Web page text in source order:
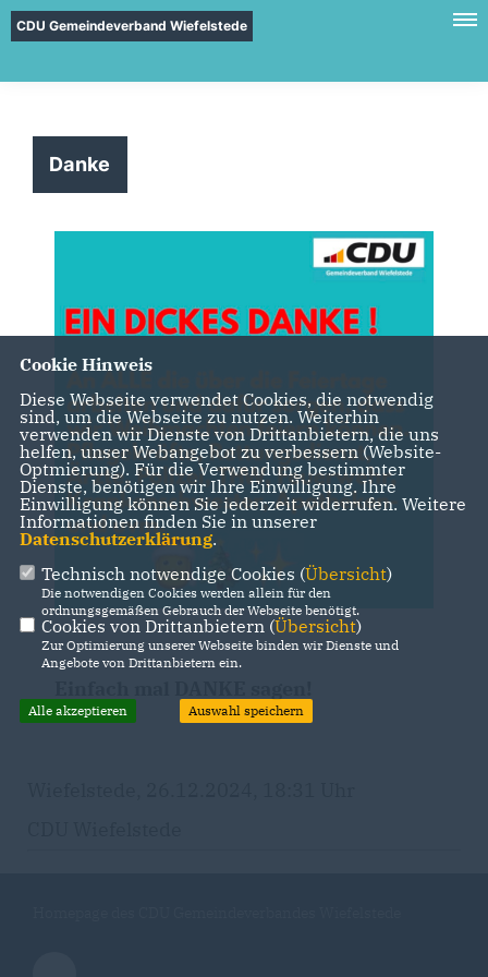
CDU Gemeindeverband Wiefelstede
Danke
Cookie Hinweis
Diese Webseite verwendet Cookies, die notwendig
sind, um die Webseite zu nutzen. Weiterhin
verwenden wir Dienste von Drittanbietern, die uns
helfen, unser Webangebot zu verbessern (Website-
Optmierung). Für die Verwendung bestimmter
Dienste, benötigen wir Ihre Einwilligung. Ihre
Einwilligung können Sie jederzeit widerrufen. Weitere
Informationen finden Sie in unserer
Datenschutzerklärung.
Technisch notwendige Cookies (Übersicht)
Die notwendigen Cookies werden allein für den
ordnungsgemäßen Gebrauch der Webseite benötigt.
Cookies von Drittanbietern (Übersicht)
Zur Optimierung unserer Webseite binden wir Dienste und
Angebote von Drittanbietern ein.
Alle akzeptieren Auswahl speichern